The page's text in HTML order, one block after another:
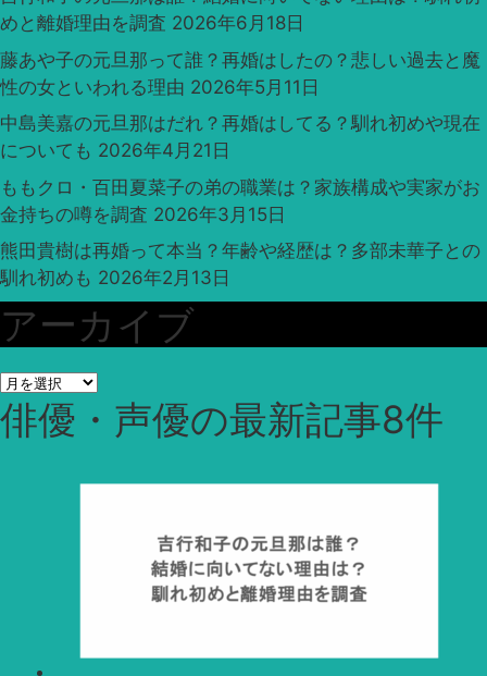
めと離婚理由を調査 2026年6月18日
藤あや子の元旦那って誰？再婚はしたの？悲しい過去と魔
性の女といわれる理由 2026年5月11日
中島美嘉の元旦那はだれ？再婚はしてる？馴れ初めや現在
についても 2026年4月21日
ももクロ・百田夏菜子の弟の職業は？家族構成や実家がお
金持ちの噂を調査 2026年3月15日
熊田貴樹は再婚って本当？年齢や経歴は？多部未華子との
馴れ初めも 2026年2月13日
アーカイブ
ア
ー
カ
俳優・声優の最新記事8件